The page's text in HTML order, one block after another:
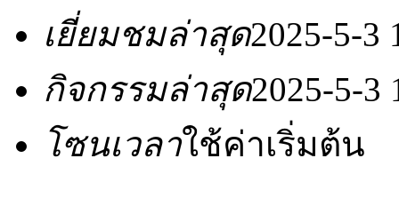
เยี่ยมชมล่าสุด2025-5-3
กิจกรรมล่าสุด2025-5-3
โซนเวลาใช้ค่าเริ่มต้น